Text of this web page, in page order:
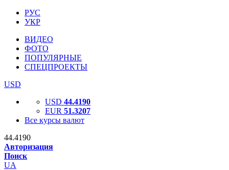
РУС
УКР
ВИДЕО
ФОТО
ПОПУЛЯРНЫЕ
СПЕЦПРОЕКТЫ
USD
USD 44.4190
EUR 51.3207
Все курсы валют
44.4190
Авторизация
Поиск
UA